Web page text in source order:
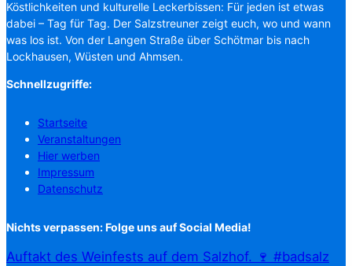
Köstlichkeiten und kulturelle Leckerbissen: Für jeden ist etwas
dabei – Tag für Tag. Der Salzstreuner zeigt euch, wo und wann
was los ist. Von der Langen Straße über Schötmar bis nach
Lockhausen, Wüsten und Ahmsen.
Schnellzugriffe:
Startseite
Veranstaltungen
Hier werben
Impressum
Datenschutz
Nichts verpassen: Folge uns auf Social Media!
Auftakt des Weinfests auf dem Salzhof. 🍷 #badsalz